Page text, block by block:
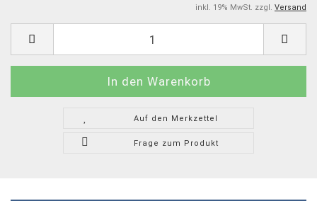
inkl. 19% MwSt. zzgl. Versand
Auf den Merkzettel
Frage zum Produkt